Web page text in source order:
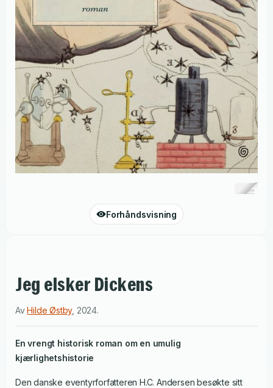
Forhåndsvisning
Jeg elsker Dickens
AvHilde Østby, 2024.
En vrengt historisk roman om en umulig
kjærlighetshistorie
Den danske eventyrforfatteren H.C. Andersen besøkte sitt